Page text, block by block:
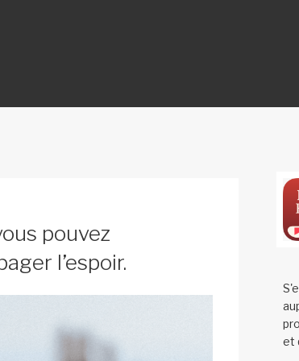
pouvez
l’espoir.
et